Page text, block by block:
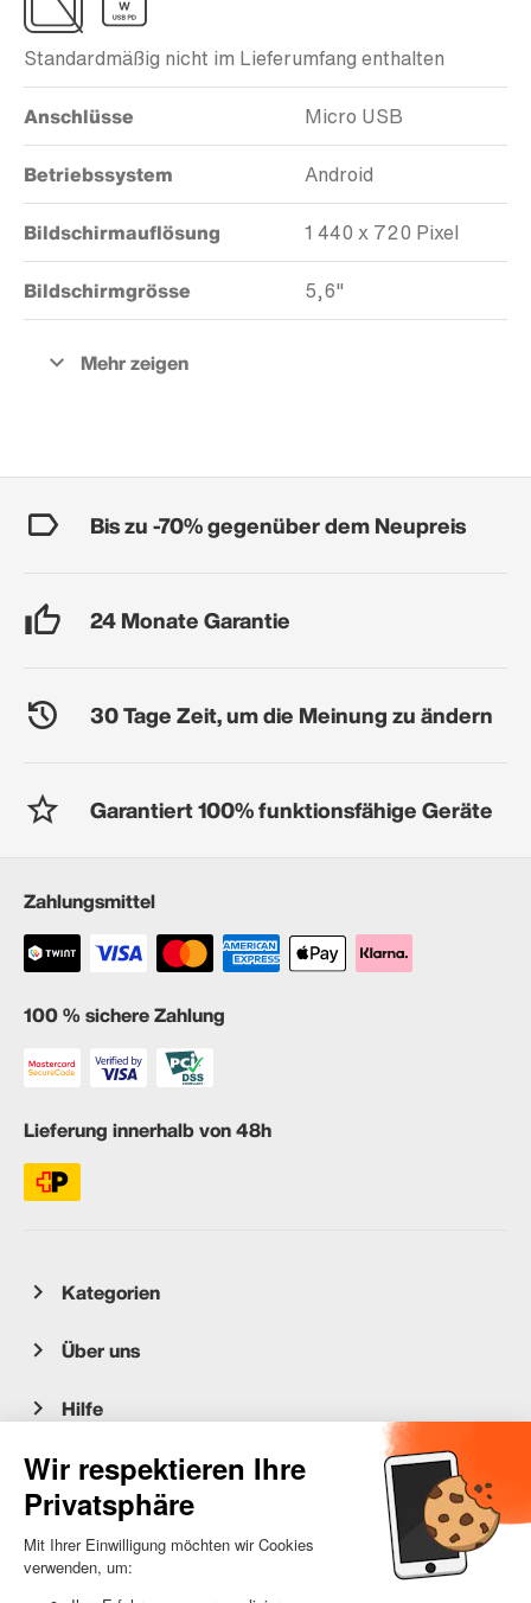
Standardmäßig nicht im Lieferumfang enthalten
Anschlüsse Micro USB
Betriebssystem Android
Bildschirmauflösung 1 440 x 720 Pixel
Bildschirmgrösse 5,6"
Bis zu -70% gegenüber dem Neupreis
24 Monate Garantie
30 Tage Zeit, um die Meinung zu ändern
Garantiert 100% funktionsfähige Geräte
Zahlungsmittel
100 % sichere Zahlung
Lieferung innerhalb von 48h
Kategorien
Über uns
Hilfe
Kundenservice
occasion.migros.mobile@recommerce.com
Montag-Freitag 08:00-17:00